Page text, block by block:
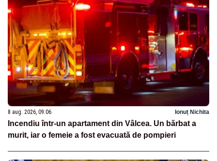
8 aug. 2026, 09:06 Ionuț Nichita
Incendiu într-un apartament din Vâlcea. Un bărbat a
murit, iar o femeie a fost evacuată de pompieri